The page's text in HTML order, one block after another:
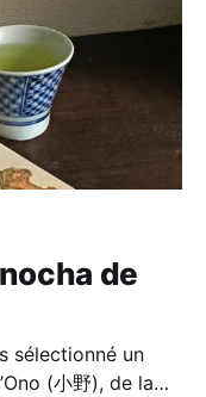
de
sélectionné un
(小野), de la